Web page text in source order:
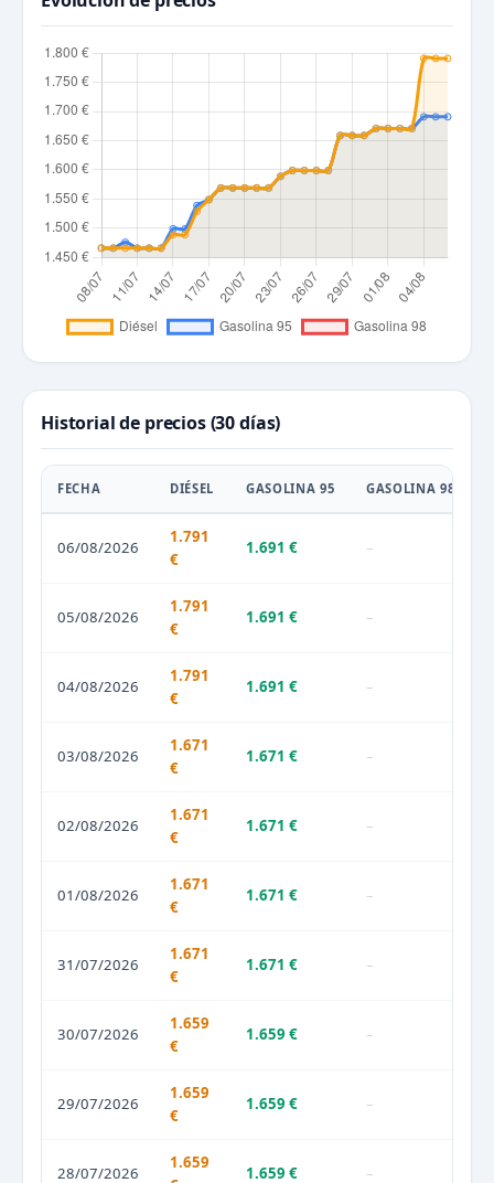
Historial de precios (30 días)
FECHA DIÉSEL GASOLINA 95 GASOLINA 98
06/08/2026
1.791
€
1.691 € –
05/08/2026
1.791
€
1.691 € –
04/08/2026
1.791
€
1.691 € –
03/08/2026
1.671
€
1.671 € –
02/08/2026
1.671
€
1.671 € –
01/08/2026
1.671
€
1.671 € –
31/07/2026
1.671
€
1.671 € –
30/07/2026
1.659
€
1.659 € –
29/07/2026
1.659
€
1.659 € –
28/07/2026
1.659
1.659 € –